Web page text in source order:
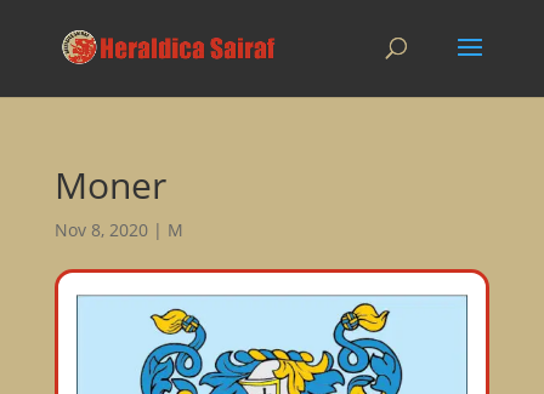
Moner
Nov 8, 2020| M